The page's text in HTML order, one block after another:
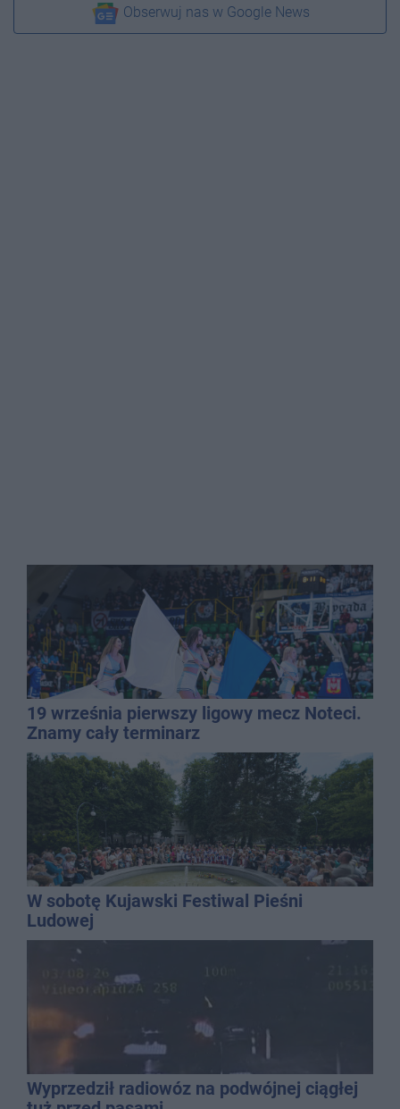
Obserwuj nas w Google News
19 września pierwszy ligowy mecz Noteci.
Znamy cały terminarz
W sobotę Kujawski Festiwal Pieśni
Ludowej
Wyprzedził radiowóz na podwójnej ciągłej